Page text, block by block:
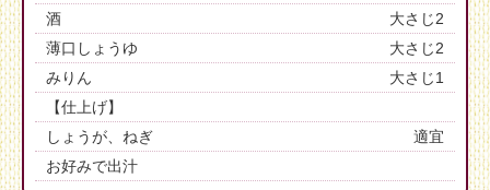
酒
大さじ2
薄口しょうゆ
大さじ2
みりん
大さじ1
【仕上げ】
しょうが、ねぎ
適宜
お好みで出汁